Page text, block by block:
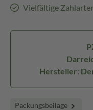
Vielfältige
Hersteller:
Packungsbeilage